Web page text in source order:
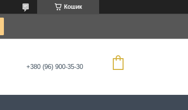
Кошик
+380 (96) 900-35-30